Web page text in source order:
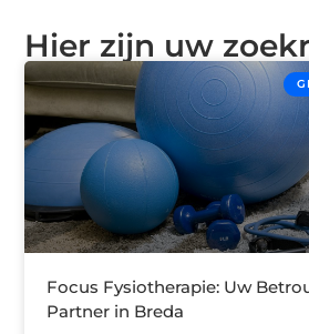
Hier zijn uw
Focus Fysiotherapie: Uw
Partner in Breda